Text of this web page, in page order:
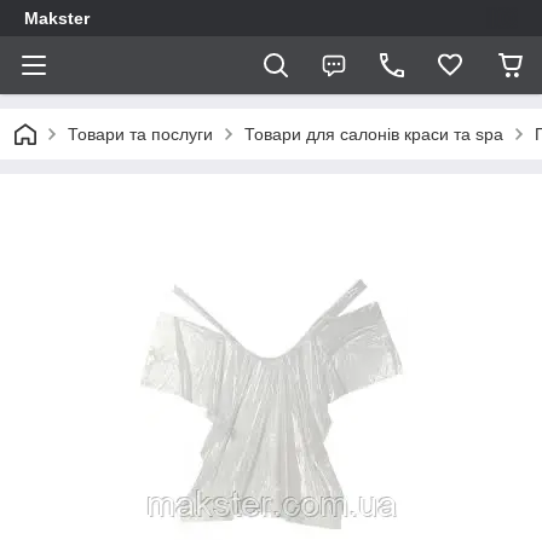
Makster
Товари та послуги Товари для салонів краси та spa